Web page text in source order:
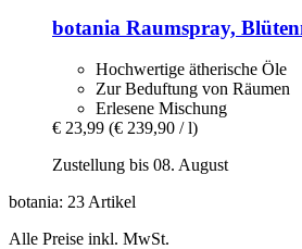
botania Raumspray,
Hochwertige ätherische Öle
Zur Beduftung von Räumen
Erlesene Mischung
€ 23,99 (€ 239,90 / l)
Zustellung bis 08. August
botania: 23 Artikel
Alle Preise inkl. MwSt.